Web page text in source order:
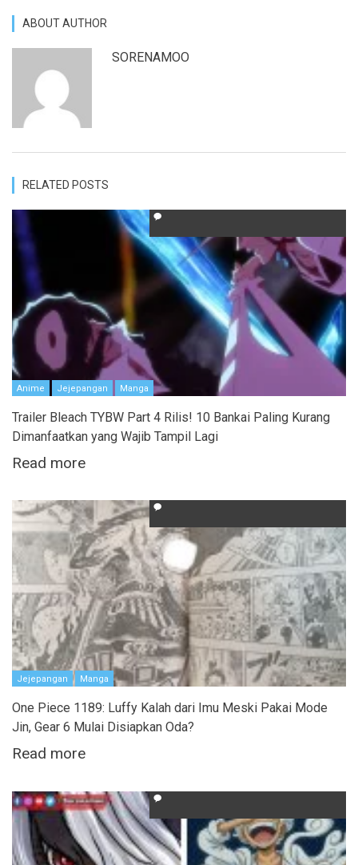
ABOUT AUTHOR
SORENAMOO
RELATED POSTS
Anime Jejepangan Manga
Trailer Bleach TYBW Part 4 Rilis! 10 Bankai Paling Kurang
Dimanfaatkan yang Wajib Tampil Lagi
Read more
Jejepangan Manga
One Piece 1189: Luffy Kalah dari Imu Meski Pakai Mode
Jin, Gear 6 Mulai Disiapkan Oda?
Read more